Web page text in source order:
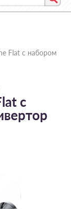
Flat с набором
с